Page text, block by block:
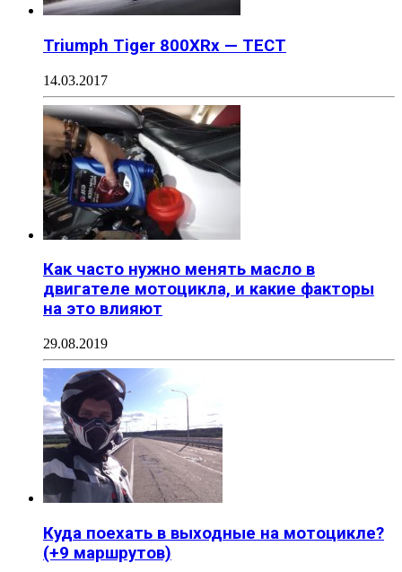
Triumph Tiger 800XRx — ТЕСТ
14.03.2017
Как часто нужно менять масло в
двигателе мотоцикла, и какие факторы
на это влияют
29.08.2019
Куда поехать в выходные на мотоцикле?
(+9 маршрутов)